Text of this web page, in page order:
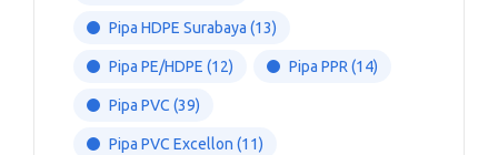
Pipa HDPE Surabaya (13)
Pipa PE/HDPE (12) Pipa PPR(14)
Pipa PVC (39)
Pipa PVC Excellon (11)